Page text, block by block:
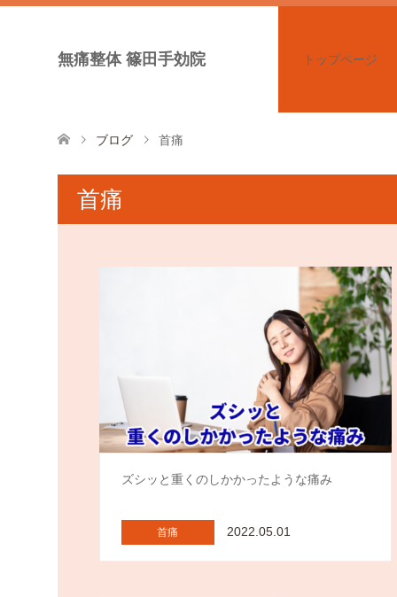
無痛整体 篠田手効院 トップページ
ブログ 首痛
首痛
ズシッと重くのしかかったような痛み
首痛 2022.05.01